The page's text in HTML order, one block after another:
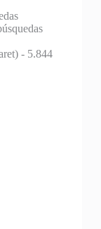
- 5.844